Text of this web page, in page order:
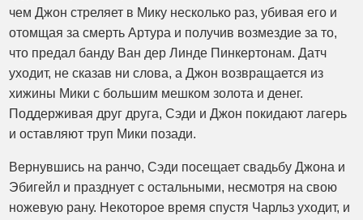
чем Джон стреляет в Мику несколько раз, убивая его и
отомщая за смерть Артура и получив возмездие за то,
что предал банду Ван дер Линде Пинкертонам. Датч
уходит, не сказав ни слова, а Джон возвращается из
хижины Мики с большим мешком золота и денег.
Поддерживая друг друга, Сэди и Джон покидают лагерь
и оставляют труп Мики позади.
Вернувшись на ранчо, Сэди посещает свадьбу Джона и
Эбигейл и празднует с остальными, несмотря на свою
ножевую рану. Некоторое время спустя Чарльз уходит, и